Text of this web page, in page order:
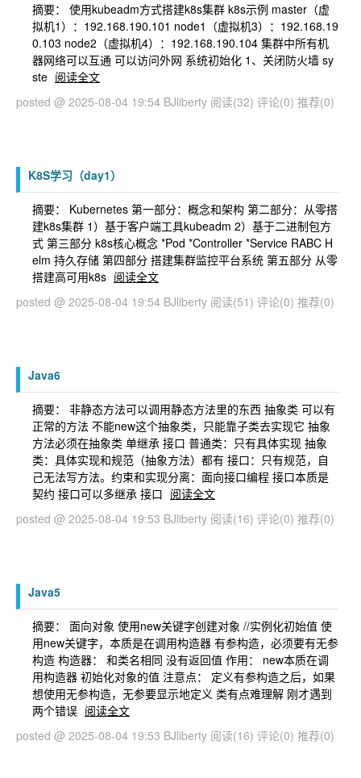
摘要： 使用kubeadm方式搭建k8s集群 k8s示例 master（虚
拟机1）：192.168.190.101 node1（虚拟机3）：192.168.19
0.103 node2（虚拟机4）：192.168.190.104 集群中所有机
器网络可以互通 可以访问外网 系统初始化 1、关闭防火墙 sy
ste 阅读全文
posted @ 2025-08-04 19:54 BJliberty 阅读(32) 评论(0) 推荐(0)
K8S学习（day1）
摘要： Kubernetes 第一部分：概念和架构 第二部分：从零搭
建k8s集群 1）基于客户端工具kubeadm 2）基于二进制包方
式 第三部分 k8s核心概念 *Pod *Controller *Service RABC H
elm 持久存储 第四部分 搭建集群监控平台系统 第五部分 从零
搭建高可用k8s 阅读全文
posted @ 2025-08-04 19:54 BJliberty 阅读(51) 评论(0) 推荐(0)
Java6
摘要： 非静态方法可以调用静态方法里的东西 抽象类 可以有
正常的方法 不能new这个抽象类，只能靠子类去实现它 抽象
方法必须在抽象类 单继承 接口 普通类：只有具体实现 抽象
类：具体实现和规范（抽象方法）都有 接口：只有规范，自
己无法写方法。约束和实现分离：面向接口编程 接口本质是
契约 接口可以多继承 接口 阅读全文
posted @ 2025-08-04 19:53 BJliberty 阅读(16) 评论(0) 推荐(0)
Java5
摘要： 面向对象 使用new关键字创建对象 //实例化初始值 使
用new关键字，本质是在调用构造器 有参构造，必须要有无参
构造 构造器： 和类名相同 没有返回值 作用： new本质在调
用构造器 初始化对象的值 注意点： 定义有参构造之后，如果
想使用无参构造，无参要显示地定义 类有点难理解 刚才遇到
两个错误 阅读全文
posted @ 2025-08-04 19:53 BJliberty 阅读(16) 评论(0) 推荐(0)